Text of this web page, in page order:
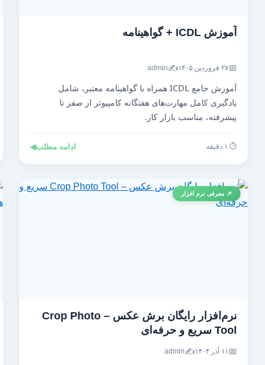
آموزش ICDL + گواهینامه
📅۲۷ فروردین ۱۴۰۵ ✍️
admin
آموزش جامع ICDL همراه با گواهینامه معتبر، شامل
یادگیری کامل مهارت‌های هفتگانه کامپیوتر از صفر تا
پیشرفته، مناسب بازار کار.
⏱️ ۱ دقیقه ادامه مطلب◀
📌 معرفی نرم افزار
نرم‌افزار رایگان برش عکس – Crop Photo
Tool سریع و حرفه‌ای
📅 ۱۱ آذر ۱۴۰۴ ✍️
admin